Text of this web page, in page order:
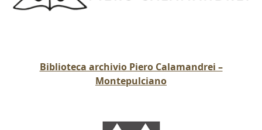
Biblioteca archivio Piero Calamandrei –
Montepulciano